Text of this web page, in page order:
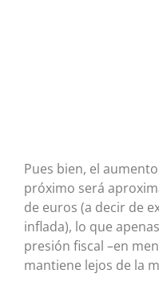
Pues bien, el
próximo será
de euros (a decir de
inflada), lo que
presión fiscal –en
mantiene lejos de la